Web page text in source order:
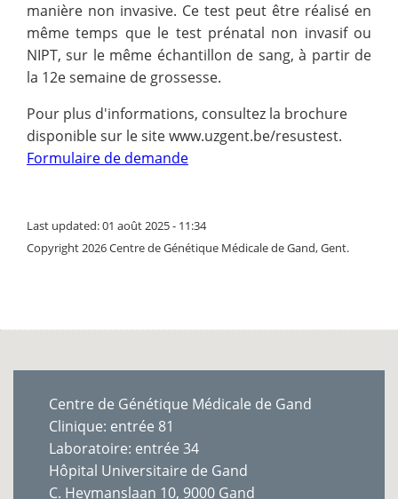
manière non invasive. Ce test peut être réalisé en
même temps que le test prénatal non invasif ou
NIPT, sur le même échantillon de sang, à partir de
la 12e semaine de grossesse.
Pour plus d'informations, consultez la brochure
disponible sur le site www.uzgent.be/resustest.
Formulaire de demande
Last updated: 01 août 2025 - 11:34
Copyright 2026 Centre de Génétique Médicale de Gand, Gent.
Centre de Génétique Médicale de Gand
Clinique: entrée 81
Laboratoire: entrée 34
Hôpital Universitaire de Gand
C. Heymanslaan 10, 9000 Gand